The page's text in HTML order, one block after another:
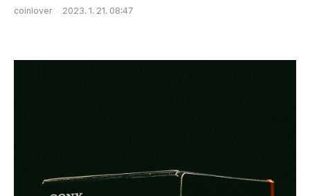
coinlover 2023. 1. 21. 08:47